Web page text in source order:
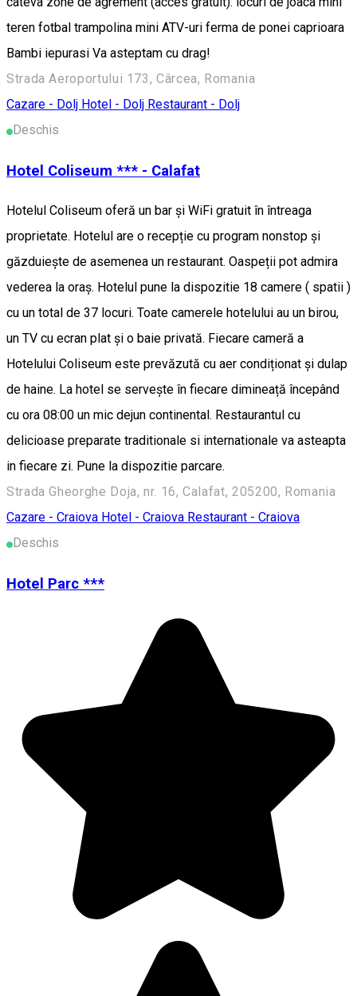
teren fotbal trampolina mini ATV-uri ferma de ponei caprioara
Bambi iepurasi Va asteptam cu drag!
Strada Aeroportului 173, Cârcea, Romania
Cazare - Dolj Hotel - Dolj Restaurant - Dolj
Deschis
Hotel Coliseum *** - Calafat
Hotelul Coliseum oferă un bar și WiFi gratuit în întreaga
proprietate. Hotelul are o recepție cu program nonstop şi
găzduiește de asemenea un restaurant. Oaspeții pot admira
vederea la oraș. Hotelul pune la dispozitie 18 camere ( spatii )
cu un total de 37 locuri. Toate camerele hotelului au un birou,
un TV cu ecran plat și o baie privată. Fiecare cameră a
Hotelului Coliseum este prevăzută cu aer condiționat și dulap
de haine. La hotel se servește în fiecare dimineață începând
cu ora 08:00 un mic dejun continental. Restaurantul cu
delicioase preparate traditionale si internationale va asteapta
in fiecare zi. Pune la dispozitie parcare.
Strada Gheorghe Doja, nr. 16, Calafat, 205200, Romania
Cazare - Craiova Hotel - Craiova Restaurant - Craiova
Deschis
Hotel Parc ***